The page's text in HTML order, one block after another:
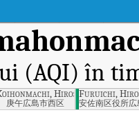
(AQI) în
ken Hiroshima
庚午広島市西区
Furuichi,
安佐南区役所